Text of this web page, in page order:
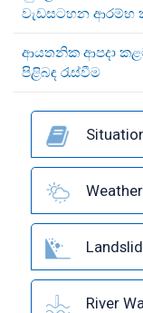
වැඩසටහන ආරම්භ
ආයතනික ආපදා
පිළිබඳ රැස්වීම
River